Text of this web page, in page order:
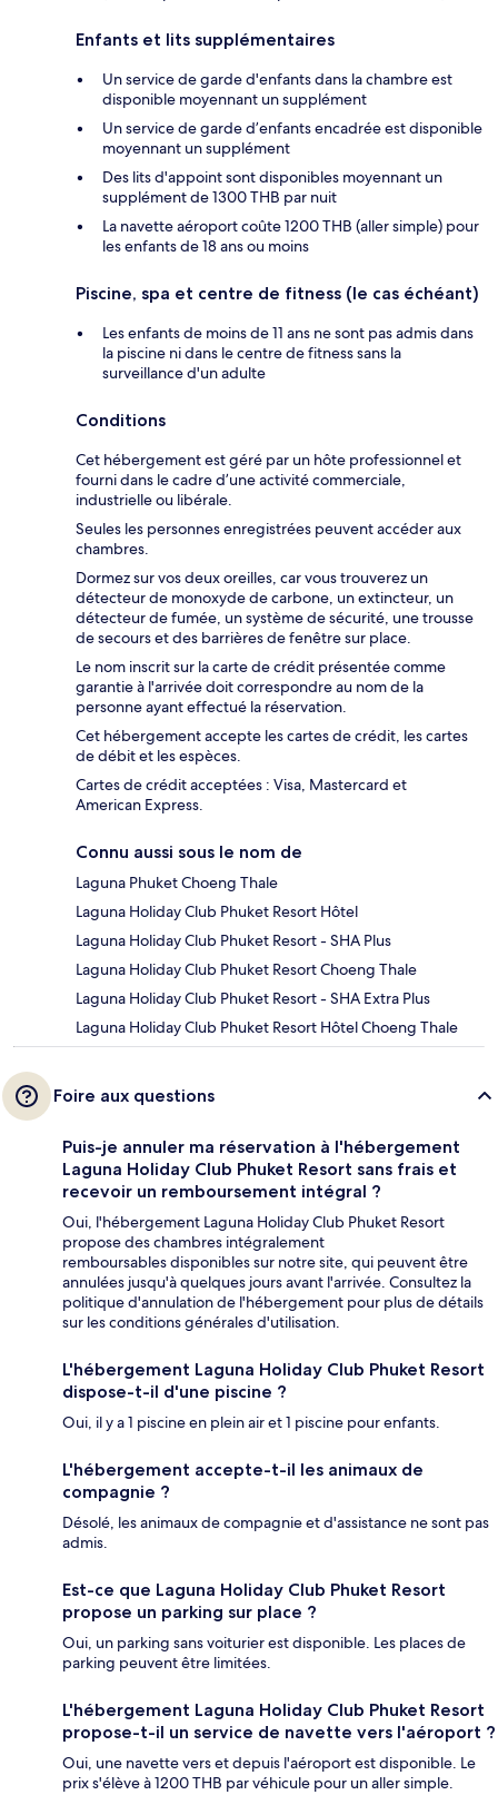
Enfants et lits supplémentaires
Un service de garde d'enfants dans la chambre est
disponible moyennant un supplément
Un service de garde d’enfants encadrée est disponible
moyennant un supplément
Des lits d'appoint sont disponibles moyennant un
supplément de 1300 THB par nuit
La navette aéroport coûte 1200 THB (aller simple) pour
les enfants de 18 ans ou moins
Piscine, spa et centre de fitness (le cas échéant)
Les enfants de moins de 11 ans ne sont pas admis dans
la piscine ni dans le centre de fitness sans la
surveillance d'un adulte
Conditions
Cet hébergement est géré par un hôte professionnel et
fourni dans le cadre d’une activité commerciale,
industrielle ou libérale.
Seules les personnes enregistrées peuvent accéder aux
chambres.
Dormez sur vos deux oreilles, car vous trouverez un
détecteur de monoxyde de carbone, un extincteur, un
détecteur de fumée, un système de sécurité, une trousse
de secours et des barrières de fenêtre sur place.
Le nom inscrit sur la carte de crédit présentée comme
garantie à l'arrivée doit correspondre au nom de la
personne ayant effectué la réservation.
Cet hébergement accepte les cartes de crédit, les cartes
de débit et les espèces.
Cartes de crédit acceptées : Visa, Mastercard et
American Express.
Connu aussi sous le nom de
Laguna Phuket Choeng Thale
Laguna Holiday Club Phuket Resort Hôtel
Laguna Holiday Club Phuket Resort - SHA Plus
Laguna Holiday Club Phuket Resort Choeng Thale
Laguna Holiday Club Phuket Resort - SHA Extra Plus
Laguna Holiday Club Phuket Resort Hôtel Choeng Thale
Foire aux questions
Puis-je annuler ma réservation à l'hébergement
Laguna Holiday Club Phuket Resort sans frais et
recevoir un remboursement intégral ?
Oui, l'hébergement Laguna Holiday Club Phuket Resort
propose des chambres intégralement
remboursables disponibles sur notre site, qui peuvent être
annulées jusqu'à quelques jours avant l'arrivée. Consultez la
politique d'annulation de l'hébergement pour plus de détails
sur les conditions générales d'utilisation.
L'hébergement Laguna Holiday Club Phuket Resort
dispose-t-il d'une piscine ?
Oui, il y a 1 piscine en plein air et 1 piscine pour enfants.
L'hébergement accepte-t-il les animaux de
compagnie ?
Désolé, les animaux de compagnie et d'assistance ne sont pas
admis.
Est-ce que Laguna Holiday Club Phuket Resort
propose un parking sur place ?
Oui, un parking sans voiturier est disponible. Les places de
parking peuvent être limitées.
L'hébergement Laguna Holiday Club Phuket Resort
propose-t-il un service de navette vers l'aéroport ?
Oui, une navette vers et depuis l'aéroport est disponible. Le
prix s'élève à 1200 THB par véhicule pour un aller simple.